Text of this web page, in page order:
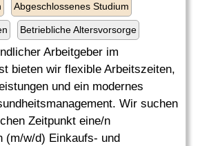
Abgeschlossenes Studium
Betriebliche Altersvorsorge
Arbeitgeber im
bieten wir flexible Arbeitszeiten,
und ein modernes
Wir suchen
Zeitpunkt eine/n
(m/w/d) Einkaufs- und